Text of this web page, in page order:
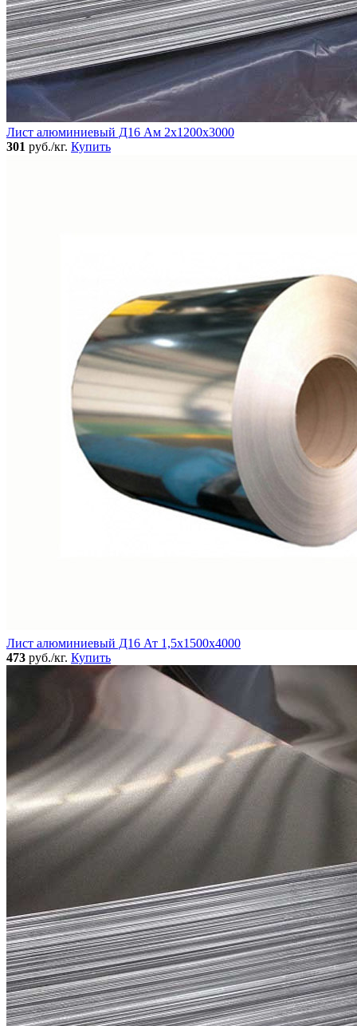
Лист алюминиевый Д16 Ам 2х1200х3000
301 руб./кг. Купить
Лист алюминиевый Д16 Ат 1,5х1500х4000
473 руб./кг. Купить